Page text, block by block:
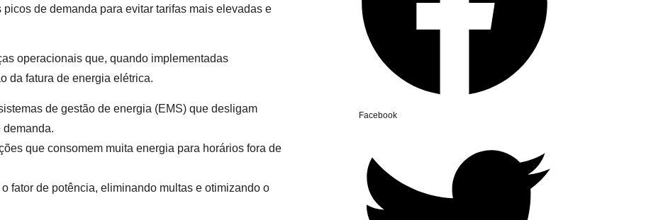
de demanda para evitar tarifas mais elevadas e
operacionais que, quando implementadas
da fatura de energia elétrica.
de gestão de energia (EMS) que desligam
que consomem muita energia para horários fora de
fator de potência, eliminando multas e otimizando o
Facebook